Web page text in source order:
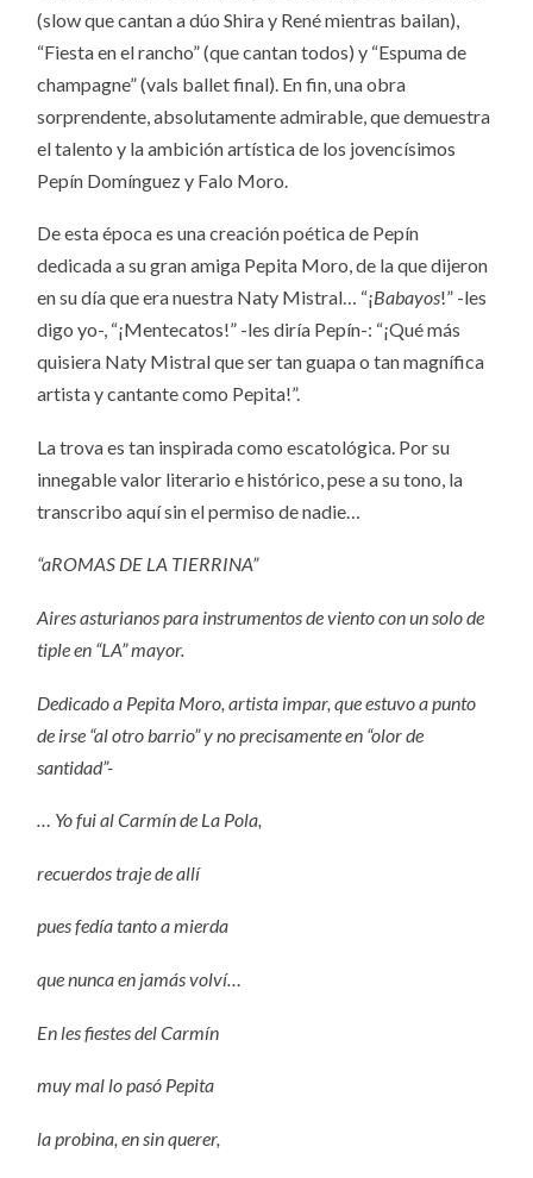
(slow que cantan a dúo Shira y René mientras bailan),
“Fiesta en el rancho” (que cantan todos) y “Espuma de
champagne” (vals ballet final). En fin, una obra
sorprendente, absolutamente admirable, que demuestra
el talento y la ambición artística de los jovencísimos
Pepín Domínguez y Falo Moro.
De esta época es una creación poética de Pepín
dedicada a su gran amiga Pepita Moro, de la que dijeron
en su día que era nuestra Naty Mistral… “¡Babayos!” -les
digo yo-, “¡Mentecatos!” -les diría Pepín-: “¡Qué más
quisiera Naty Mistral que ser tan guapa o tan magnífica
artista y cantante como Pepita!”.
La trova es tan inspirada como escatológica. Por su
innegable valor literario e histórico, pese a su tono, la
transcribo aquí sin el permiso de nadie…
“aROMAS DE LA TIERRINA”
Aires asturianos para instrumentos de viento con un solo de
tiple en “LA” mayor.
Dedicado a Pepita Moro, artista impar, que estuvo a punto
de irse “al otro barrio” y no precisamente en “olor de
santidad”-
… Yo fui al Carmín de La Pola,
recuerdos traje de allí
pues fedía tanto a mierda
que nunca en jamás volví…
En les fiestes del Carmín
muy mal lo pasó Pepita
la probina, en sin querer,